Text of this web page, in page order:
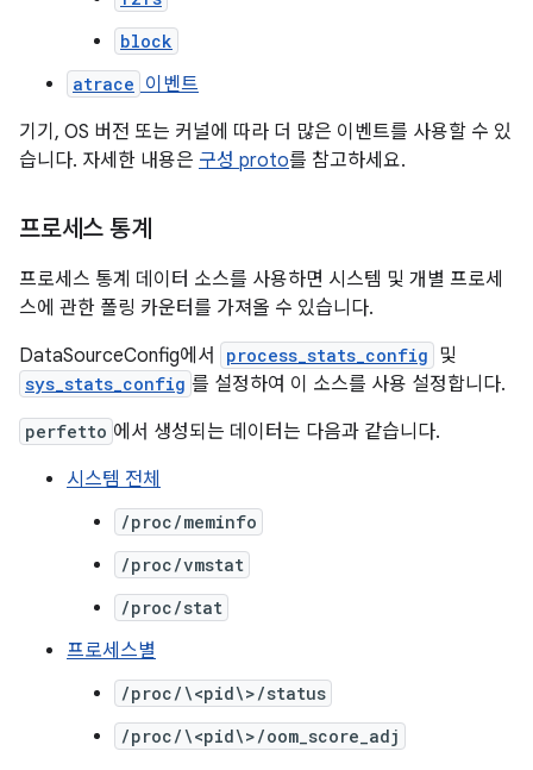
block
atrace 이벤트
기기, OS 버전 또는 커널에 따라 더 많은 이벤트를 사용할 수 있
습니다. 자세한 내용은 구성 proto를 참고하세요.
프로세스 통계
프로세스 통계 데이터 소스를 사용하면 시스템 및 개별 프로세
스에 관한 폴링 카운터를 가져올 수 있습니다.
DataSourceConfig에서
process_stats_config 및
sys_stats_config 를 설정하여 이 소스를 사용 설정합니다.
perfetto 에서 생성되는 데이터는 다음과 같습니다.
시스템 전체
/proc/meminfo
/proc/vmstat
/proc/stat
프로세스별
/proc/\<pid\>/status
/proc/\<pid\>/oom_score_adj